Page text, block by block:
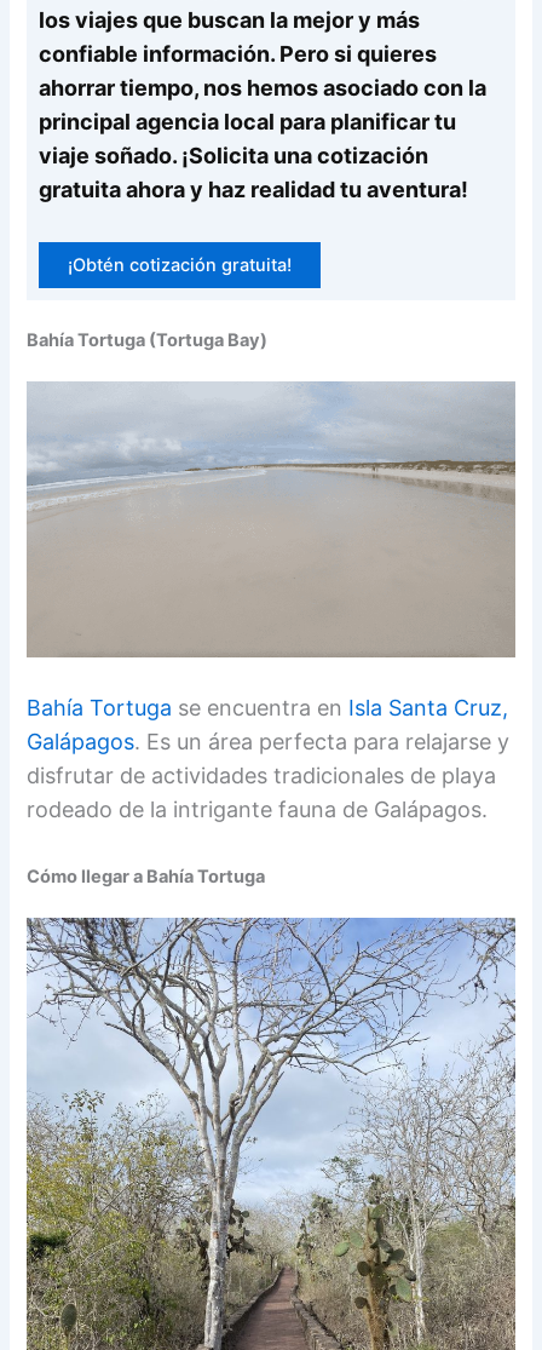
los viajes que buscan la mejor y más
confiable información. Pero si quieres
ahorrar tiempo, nos hemos asociado con la
principal agencia local para planificar tu
viaje soñado. ¡Solicita una cotización
gratuita ahora y haz realidad tu aventura!
¡Obtén cotización gratuita!
Bahía Tortuga (Tortuga Bay)
Bahía Tortuga se encuentra en Isla Santa Cruz,
Galápagos. Es un área perfecta para relajarse y
disfrutar de actividades tradicionales de playa
rodeado de la intrigante fauna de Galápagos.
Cómo llegar a Bahía Tortuga